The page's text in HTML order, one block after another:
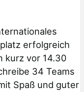
erfolgreich
kurz vor 14.30
34 Teams
Spaß und guter